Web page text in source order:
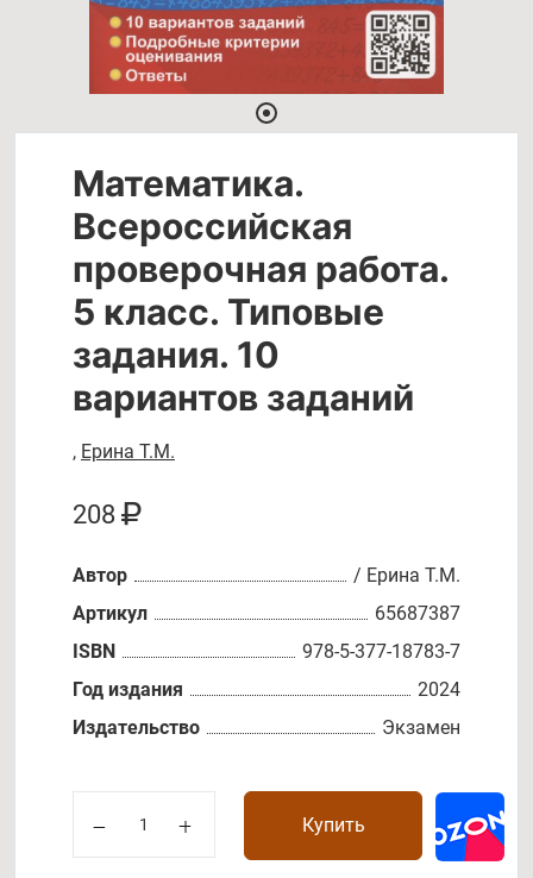
Математика.
Всероссийская
проверочная работа.
5 класс. Типовые
задания. 10
вариантов заданий
, Ерина Т.М.
208
Автор
/ Ерина Т.М.
Артикул
65687387
ISBN
978-5-377-18783-7
Год издания
2024
Издательство
Экзамен
Купить